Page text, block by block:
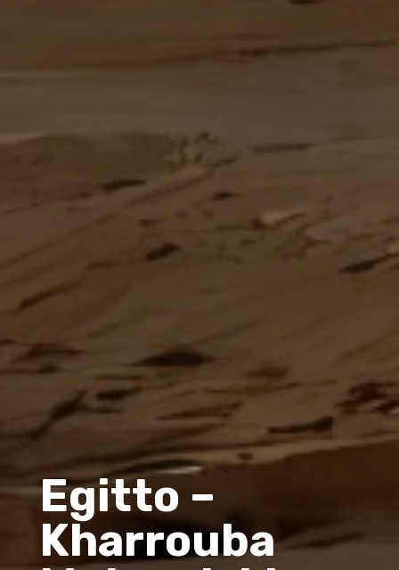
Egitto –
Kharrouba